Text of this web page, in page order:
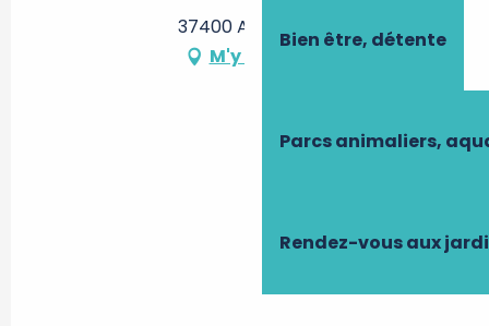
Bien être, détente
Parcs animaliers,
Rendez-vous aux
37400 Amboise
M'y rendre